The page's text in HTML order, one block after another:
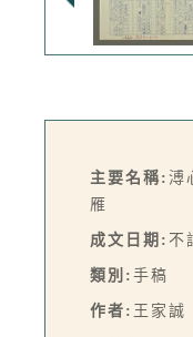
主要名稱: 溥
雁
成文日期: 不
類別: 手稿
作者: 王家誠